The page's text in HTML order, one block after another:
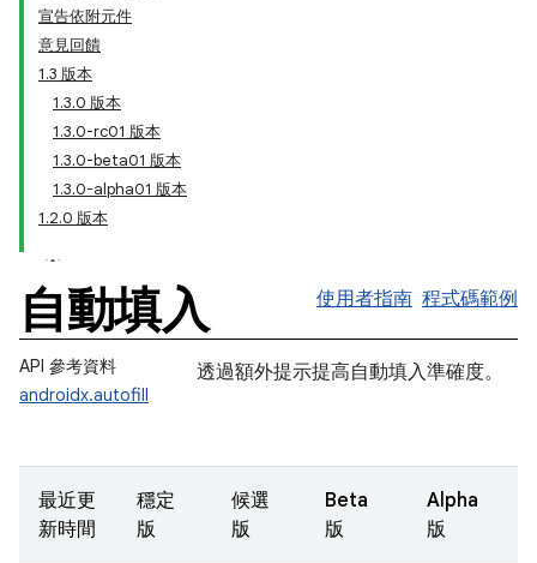
宣告依附元件
意見回饋
1.3 版本
1.3.0 版本
1.3.0-rc01 版本
1.3.0-beta01 版本
1.3.0-alpha01 版本
1.2.0 版本
自動填入 使用者指南 程式碼範例
API 參考資料
androidx.autofill
透過額外提示提高自動填入準確度。
最近更
新時間
穩定
版
候選
版
Beta
版
Alpha
版